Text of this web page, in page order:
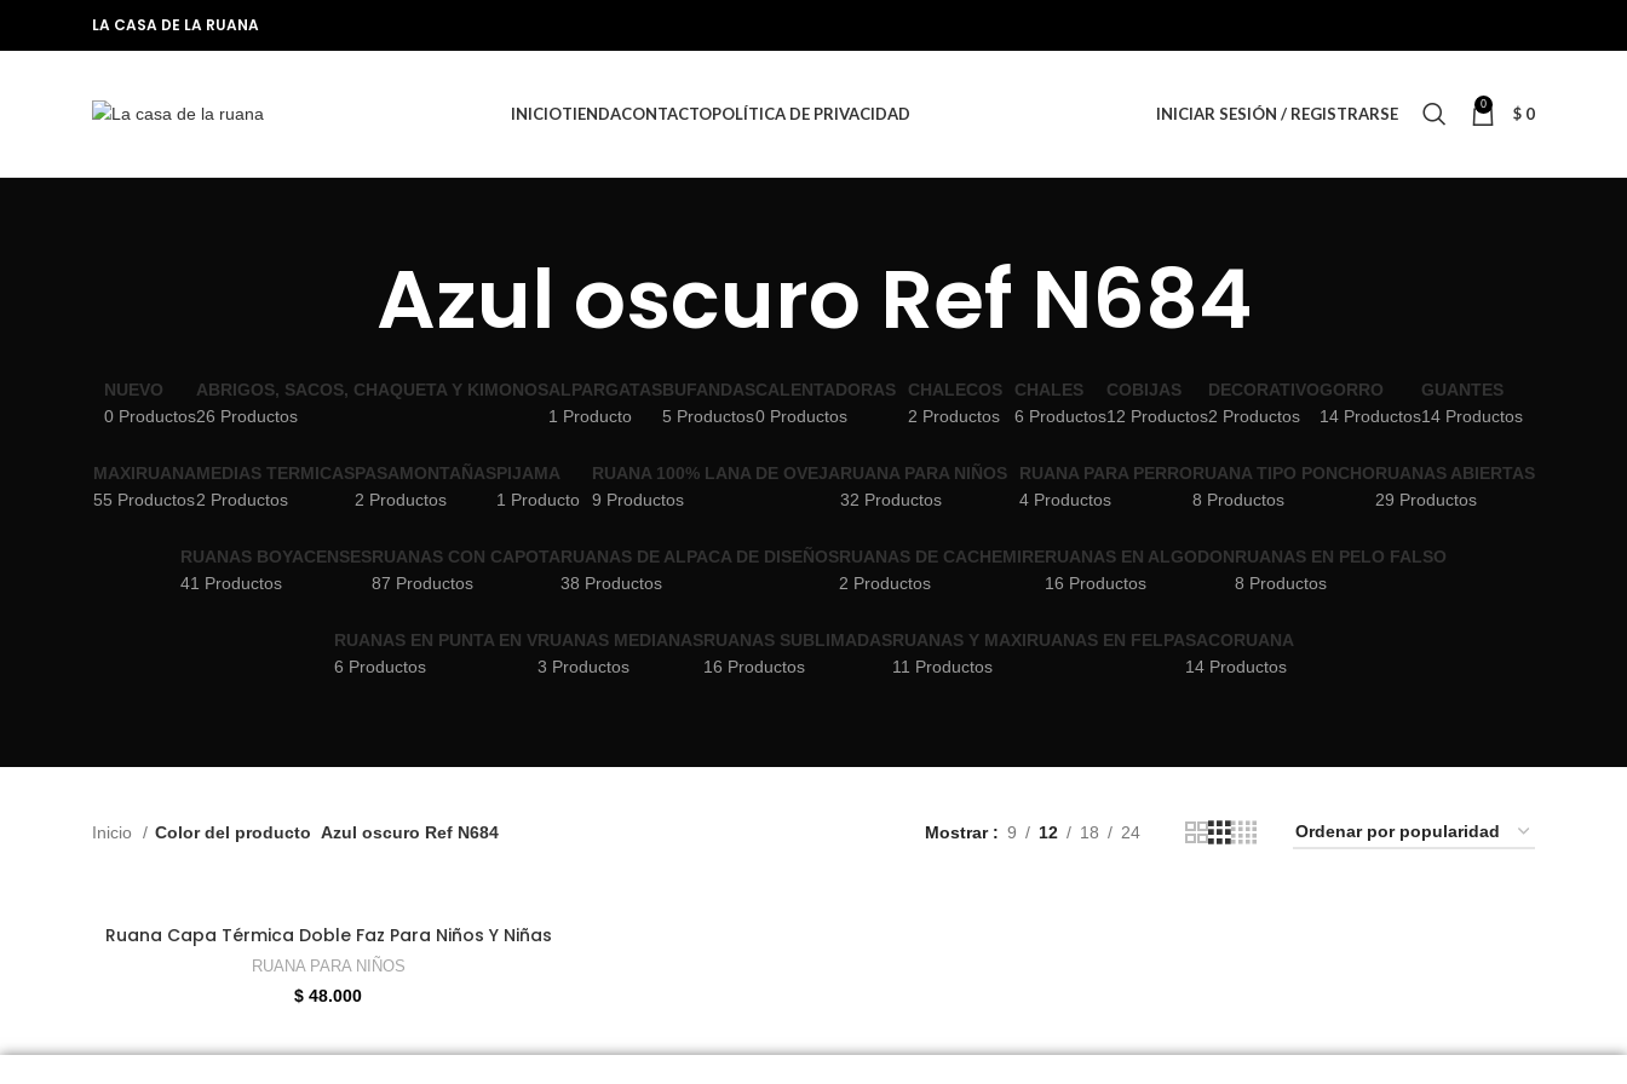
LA CASA DE LA RUANA
INICIOTIENDACONTACTOPOLÍTICA DE PRIVACIDAD INICIAR SESIÓN / REGISTRARSE 0 $ 0
Azul oscuro Ref N684
NUEVO
0 Productos
ABRIGOS, SACOS, CHAQUETA Y KIMONOS
26 Productos
ALPARGATAS
1 Producto
BUFANDAS
5 Productos
CALENTADORAS
0 Productos
CHALECOS
2 Productos
CHALES
6 Productos
COBIJAS
12 Productos
DECORATIVO
2 Productos
GORRO
14 Productos
GUANTES
14 Productos
MAXIRUANA
55 Productos
MEDIAS TERMICAS
2 Productos
PASAMONTAÑAS
2 Productos
PIJAMA
1 Producto
RUANA 100% LANA DE OVEJA
9 Productos
RUANA PARA NIÑOS
32 Productos
RUANA PARA PERRO
4 Productos
RUANA TIPO PONCHO
8 Productos
RUANAS ABIERTAS
29 Productos
RUANAS BOYACENSES
41 Productos
RUANAS CON CAPOTA
87 Productos
RUANAS DE ALPACA DE DISEÑOS
38 Productos
RUANAS DE CACHEMIRE
2 Productos
RUANAS EN ALGODON
16 Productos
RUANAS EN PELO FALSO
8 Productos
RUANAS EN PUNTA EN V
6 Productos
RUANAS MEDIANAS
3 Productos
RUANAS SUBLIMADAS
16 Productos
RUANAS Y MAXIRUANAS EN FELPA
11 Productos
SACORUANA
14 Productos
Inicio Color del producto Azul oscuro Ref N684 Mostrar 9 12 18 24
SELECCIONAR OPCIONES
Ruana Capa Térmica Doble Faz Para Niños Y Niñas
RUANA PARA NIÑOS
$ 48.000